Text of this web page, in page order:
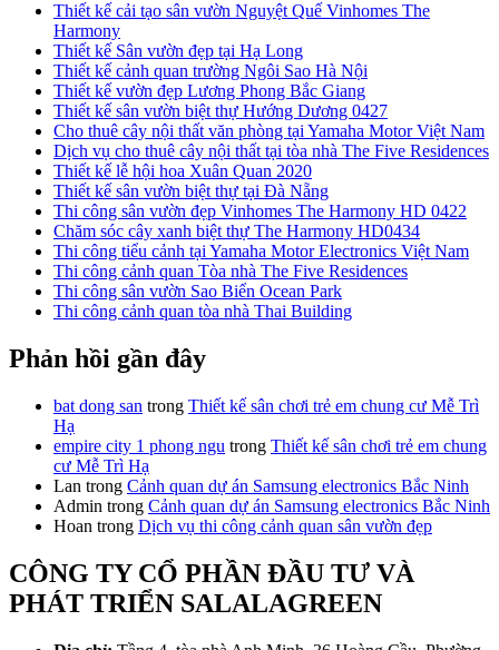
Thiết kế cải tạo sân vườn Nguyệt Quế Vinhomes The
Harmony
Thiết kế Sân vườn đẹp tại Hạ Long
Thiết kế cảnh quan trường Ngôi Sao Hà Nội
Thiết kế vườn đẹp Lương Phong Bắc Giang
Thiết kế sân vườn biệt thự Hướng Dương 0427
Cho thuê cây nội thất văn phòng tại Yamaha Motor Việt Nam
Dịch vụ cho thuê cây nội thất tại tòa nhà The Five Residences
Thiết kế lễ hội hoa Xuân Quan 2020
Thiết kế sân vườn biệt thự tại Đà Nẵng
Thi công sân vườn đẹp Vinhomes The Harmony HD 0422
Chăm sóc cây xanh biệt thự The Harmony HD0434
Thi công tiểu cảnh tại Yamaha Motor Electronics Việt Nam
Thi công cảnh quan Tòa nhà The Five Residences
Thi công sân vườn Sao Biển Ocean Park
Thi công cảnh quan tòa nhà Thai Building
Phản hồi gần đây
bat dong san trong Thiết kế sân chơi trẻ em chung cư Mễ Trì
Hạ
empire city 1 phong ngu trong Thiết kế sân chơi trẻ em chung
cư Mễ Trì Hạ
Lan trong Cảnh quan dự án Samsung electronics Bắc Ninh
Admin trong Cảnh quan dự án Samsung electronics Bắc Ninh
Hoan trong Dịch vụ thi công cảnh quan sân vườn đẹp
CÔNG TY CỔ PHẦN ĐẦU TƯ VÀ
PHÁT TRIỂN SALALAGREEN